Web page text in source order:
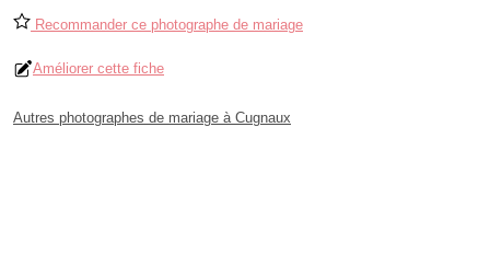
Recommander ce photographe de mariage
Améliorer cette fiche
Autres photographes de mariage à Cugnaux